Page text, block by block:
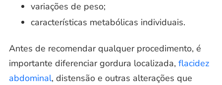
variações de peso;
características metabólicas individuais.
Antes de recomendar qualquer procedimento, é
importante diferenciar gordura localizada, flacidez
abdominal, distensão e outras alterações que